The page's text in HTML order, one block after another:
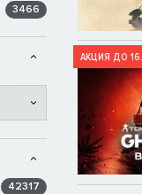
3466
42317
АКЦИЯ ДО